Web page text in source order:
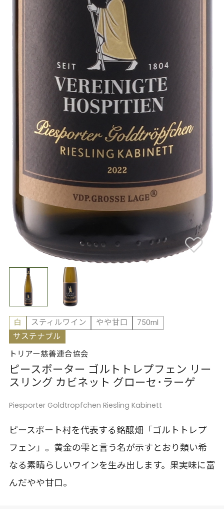
白 スティルワイン やや甘口
750ml
サステナブル
トリアー慈善連合協会
ピースポーター ゴルトトレプフェン リー
スリング カビネット グローセ･ラーゲ
Piesporter Goldtropfchen Riesling Kabinett
ピースポート村を代表する銘醸畑「ゴルトトレプ
フェン」。黄金の雫と言う名が示すとおり類い希
なる素晴らしいワインを生み出します。果実味に富
んだやや甘口。